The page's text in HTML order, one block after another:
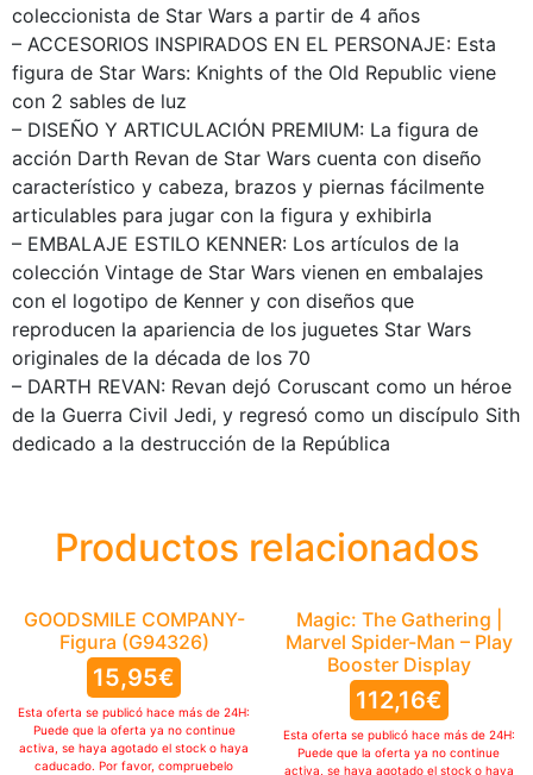
coleccionista de Star Wars a partir de 4 años
– ACCESORIOS INSPIRADOS EN EL PERSONAJE: Esta
figura de Star Wars: Knights of the Old Republic viene
con 2 sables de luz
– DISEÑO Y ARTICULACIÓN PREMIUM: La figura de
acción Darth Revan de Star Wars cuenta con diseño
característico y cabeza, brazos y piernas fácilmente
articulables para jugar con la figura y exhibirla
– EMBALAJE ESTILO KENNER: Los artículos de la
colección Vintage de Star Wars vienen en embalajes
con el logotipo de Kenner y con diseños que
reproducen la apariencia de los juguetes Star Wars
originales de la década de los 70
– DARTH REVAN: Revan dejó Coruscant como un héroe
de la Guerra Civil Jedi, y regresó como un discípulo Sith
dedicado a la destrucción de la República
Productos relacionados
GOODSMILE COMPANY-
Figura (G94326)
15,95€
Esta oferta se publicó hace más de 24H:
Puede que la oferta ya no continue
activa, se haya agotado el stock o haya
caducado. Por favor, compruebelo
Magic: The Gathering |
Marvel Spider-Man – Play
Booster Display
112,16€
Esta oferta se publicó hace más de 24H:
Puede que la oferta ya no continue
activa, se haya agotado el stock o haya